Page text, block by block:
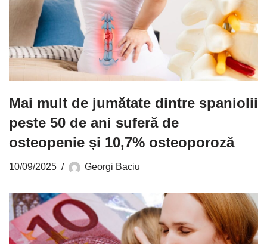
Mai mult de jumătate dintre spaniolii
peste 50 de ani suferă de
osteopenie și 10,7% osteoporoză
10/09/2025 Georgi Baciu